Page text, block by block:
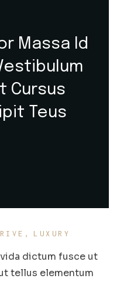
Massa Id
Cursus
Teus
LUXURY
dictum fusce ut
tellus elementum